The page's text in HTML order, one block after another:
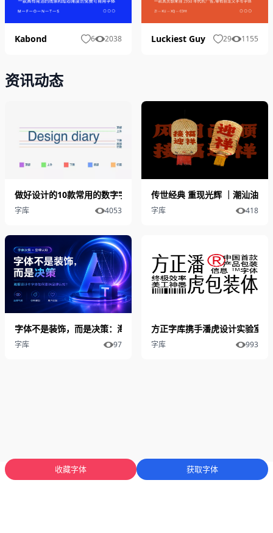
Kabond 6 2038 Luckiest Guy 29 1155
资讯动态
做好设计的10款常用的数字字体推荐
字库 4053
传世经典 重现光辉 ｜潮汕油纸
字库 418
字体不是装饰，而是决策：海报设计中字体如何影响品牌认知？
字库 97
方正字库携手潘虎设计实验室
字库 993
收藏字体 获取字体